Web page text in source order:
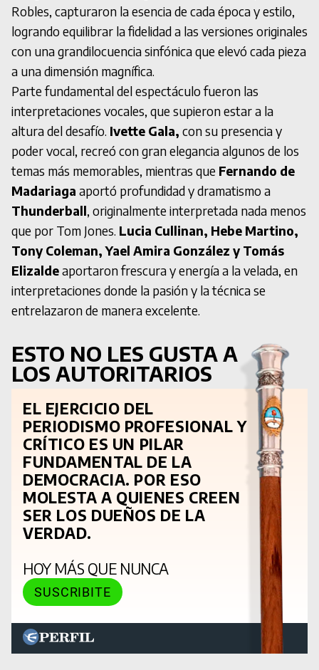
Robles, capturaron la esencia de cada época y estilo,
logrando equilibrar la fidelidad a las versiones originales
con una grandilocuencia sinfónica que elevó cada pieza
a una dimensión magnífica.
Parte fundamental del espectáculo fueron las
interpretaciones vocales, que supieron estar a la
altura del desafío. Ivette Gala, con su presencia y
poder vocal, recreó con gran elegancia algunos de los
temas más memorables, mientras que Fernando de
Madariaga aportó profundidad y dramatismo a
Thunderball, originalmente interpretada nada menos
que por Tom Jones. Lucia Cullinan, Hebe Martino,
Tony Coleman, Yael Amira González y Tomás
Elizaldeaportaron frescura y energía a la velada, en
interpretaciones donde la pasión y la técnica se
entrelazaron de manera excelente.
ESTO NO LES GUSTA A
LOS AUTORITARIOS
EL EJERCICIO DEL
PERIODISMO PROFESIONAL Y
CRÍTICO ES UN PILAR
FUNDAMENTAL DE LA
DEMOCRACIA. POR ESO
MOLESTA A QUIENES CREEN
SER LOS DUEÑOS DE LA
VERDAD.
HOY MÁS QUE NUNCA
SUSCRIBITE